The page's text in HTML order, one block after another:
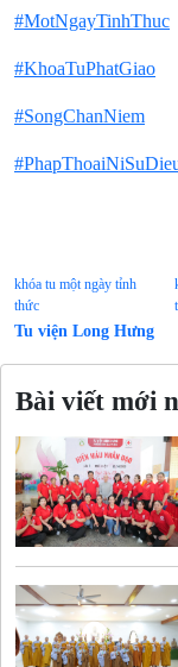
#MotNgayTinhThuc
#KhoaTuPhatGiao
#SongChanNiem
khóa tu một ngày tỉnh
thức
Tu viện Long Hưng
Bài viết mới